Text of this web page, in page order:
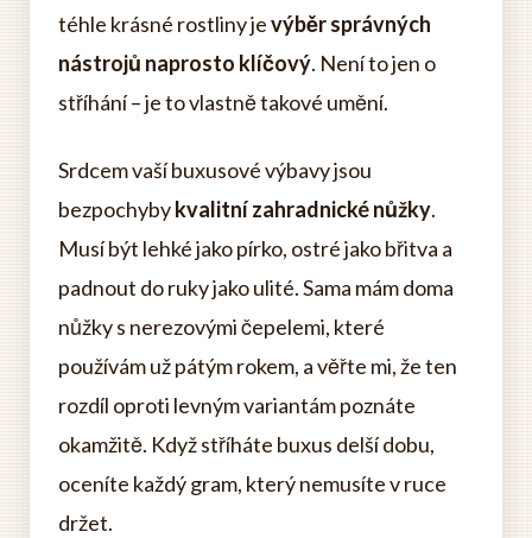
téhle krásné rostliny jevýběr správných
nástrojů naprosto klíčový. Není to jen o
stříhání – je to vlastně takové umění.
Srdcem vaší buxusové výbavy jsou
bezpochybykvalitní zahradnické nůžky.
Musí být lehké jako pírko, ostré jako břitva a
padnout do ruky jako ulité. Sama mám doma
nůžky s nerezovými čepelemi, které
používám už pátým rokem, a věřte mi, že ten
rozdíl oproti levným variantám poznáte
okamžitě. Když stříháte buxus delší dobu,
oceníte každý gram, který nemusíte v ruce
držet.